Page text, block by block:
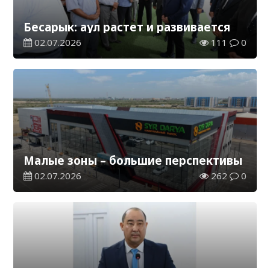
Бесарык: аул растет и развивается
02.07.2026 111 0
Малые зоны – большие перспективы
02.07.2026 262 0